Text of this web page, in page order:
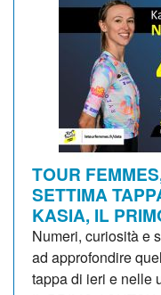
TOUR
SETTIMA
KASIA, IL
Numeri, curiosità e
ad approfondire
tappa di ieri e nelle